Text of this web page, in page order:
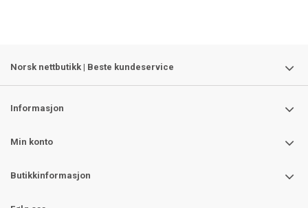
Norsk nettbutikk | Beste kundeservice
Informasjon
Min konto
Butikkinformasjon